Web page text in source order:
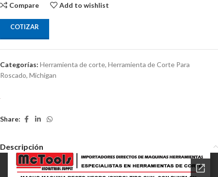
Compare Add to wishlist
COTIZAR
Categorías: Herramienta de corte, Herramienta de Corte Para
Roscado, Michigan
Share:
Descripción